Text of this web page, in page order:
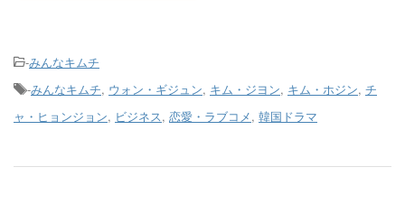
-みんなキムチ
-みんなキムチ, ウォン・ギジュン, キム・ジヨン, キム・ホジン, チ
ャ・ヒョンジョン, ビジネス, 恋愛・ラブコメ, 韓国ドラマ